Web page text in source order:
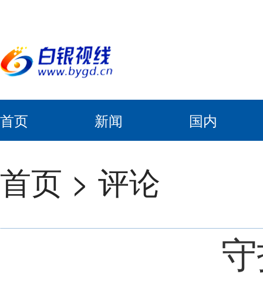
首页 新闻 国内
首页 > 评论